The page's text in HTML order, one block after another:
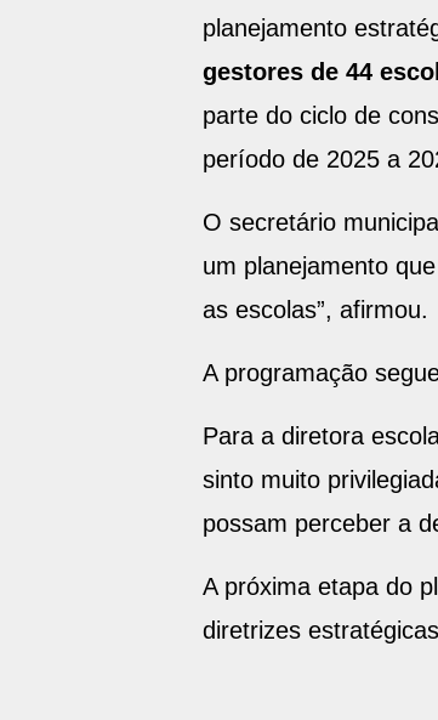
planejamento
gestores de 44
parte do ciclo de
período de 2025 a
O secretário
um planejamento
as escolas”, afirmou.
A programação
Para a diretora
sinto muito
possam perceber a
A próxima etapa do
diretrizes